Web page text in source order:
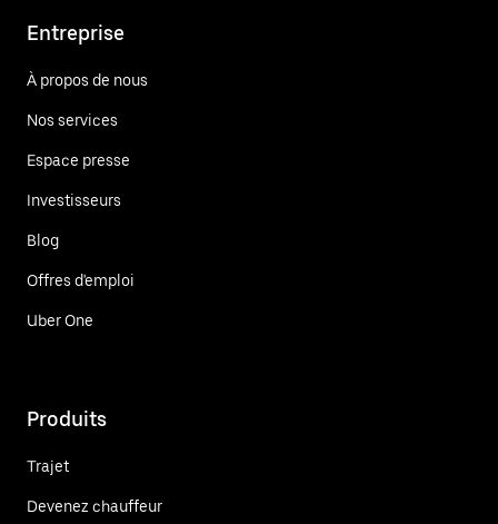
Entreprise
À propos de nous
Nos services
Espace presse
Investisseurs
Blog
Offres d'emploi
Uber One
Produits
Trajet
Devenez chauffeur